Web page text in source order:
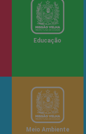
Educação
Meio Ambiente